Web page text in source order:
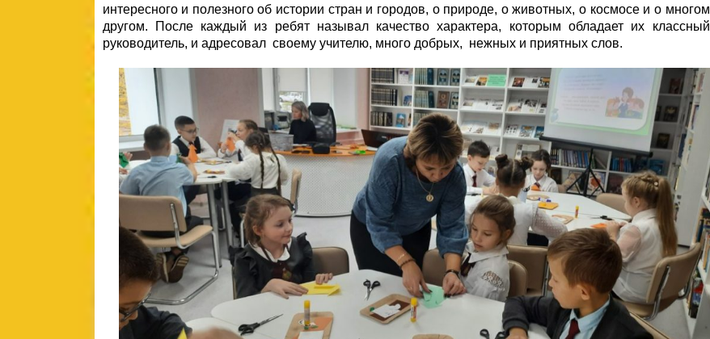
интересного и полезного об истории стран и городов, о природе, о животных, о космосе и о многом
другом. После каждый из ребят называл качество характера, которым обладает их классный
руководитель, и адресовал своему учителю, много добрых, нежных и приятных слов.